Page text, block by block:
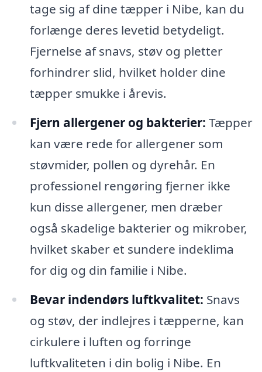
tage sig af dine tæpper i Nibe, kan du
forlænge deres levetid betydeligt.
Fjernelse af snavs, støv og pletter
forhindrer slid, hvilket holder dine
tæpper smukke i årevis.
Fjern allergener og bakterier: Tæpper
kan være rede for allergener som
støvmider, pollen og dyrehår. En
professionel rengøring fjerner ikke
kun disse allergener, men dræber
også skadelige bakterier og mikrober,
hvilket skaber et sundere indeklima
for dig og din familie i Nibe.
Bevar indendørs luftkvalitet: Snavs
og støv, der indlejres i tæpperne, kan
cirkulere i luften og forringe
luftkvaliteten i din bolig i Nibe. En